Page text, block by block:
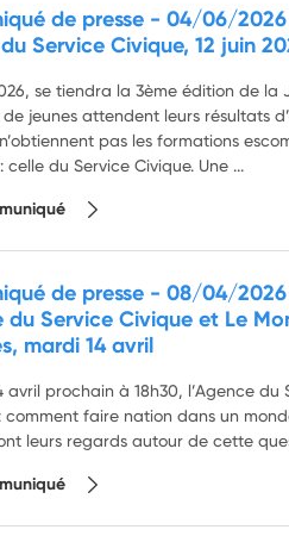
de presse- 04/06/2026
Service Civique, 12 juin
se tiendra la 3ème édition de
de jeunes attendent leurs résultats
pas les formations
celle du Service Civique. Une ...
de presse- 08/04/2026
du Service Civique et Le
mardi 14 avril
avril prochain à 18h30, l’Agence
comment faire nation dans un
leurs regards autour de cette